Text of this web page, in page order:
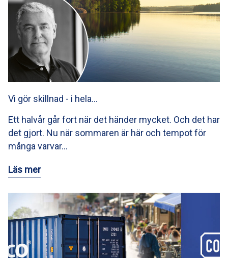
Vi gör skillnad - i hela…
Ett halvår går fort när det händer mycket. Och det har
det gjort. Nu när sommaren är här och tempot för
många varvar…
Läs mer